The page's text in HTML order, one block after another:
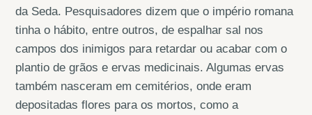
da Seda. Pesquisadores dizem que o império romana
tinha o hábito, entre outros, de espalhar sal nos
campos dos inimigos para retardar ou acabar com o
plantio de grãos e ervas medicinais. Algumas ervas
também nasceram em cemitérios, onde eram
depositadas flores para os mortos, como a